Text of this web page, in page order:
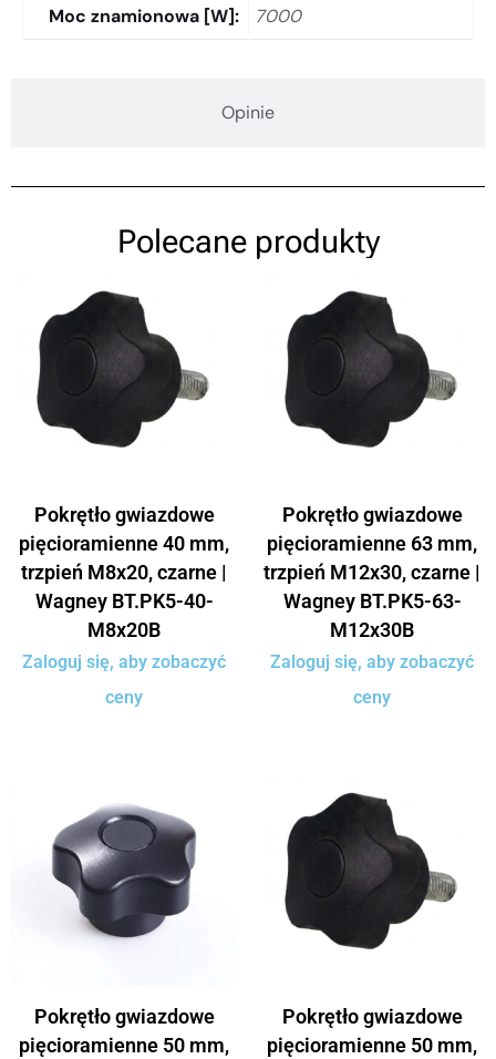
Opinie
Moc znamionowa [W] 7000
Polecane produkty
Pokrętło gwiazdowe
pięcioramienne 40 mm,
trzpień M8x20, czarne |
Wagney BT.PK5-40-
M8x20B
Zaloguj się, aby zobaczyć
ceny
Pokrętło gwiazdowe
pięcioramienne 63 mm,
trzpień M12x30, czarne |
Wagney BT.PK5-63-
M12x30B
Zaloguj się, aby zobaczyć
ceny
Pokrętło gwiazdowe
pięcioramienne 50 mm,
Pokrętło gwiazdowe
pięcioramienne 50 mm,